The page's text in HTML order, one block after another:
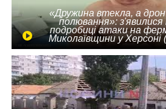
«Дружина втекла, а дрон
полювання»: з'явилися
подробиці атаки на
Миколаївщини у Херсоні